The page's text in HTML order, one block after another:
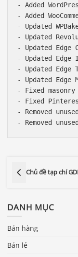
- Added
- Added
- Updated
- Updated
- Updated Edge
- Updated Edge
- Updated
- Updated Edge
- Fixed
- Fixed
- Removed
Chủ đề tạp chí
DANH MỤC
Bán hàng
Bán lẻ